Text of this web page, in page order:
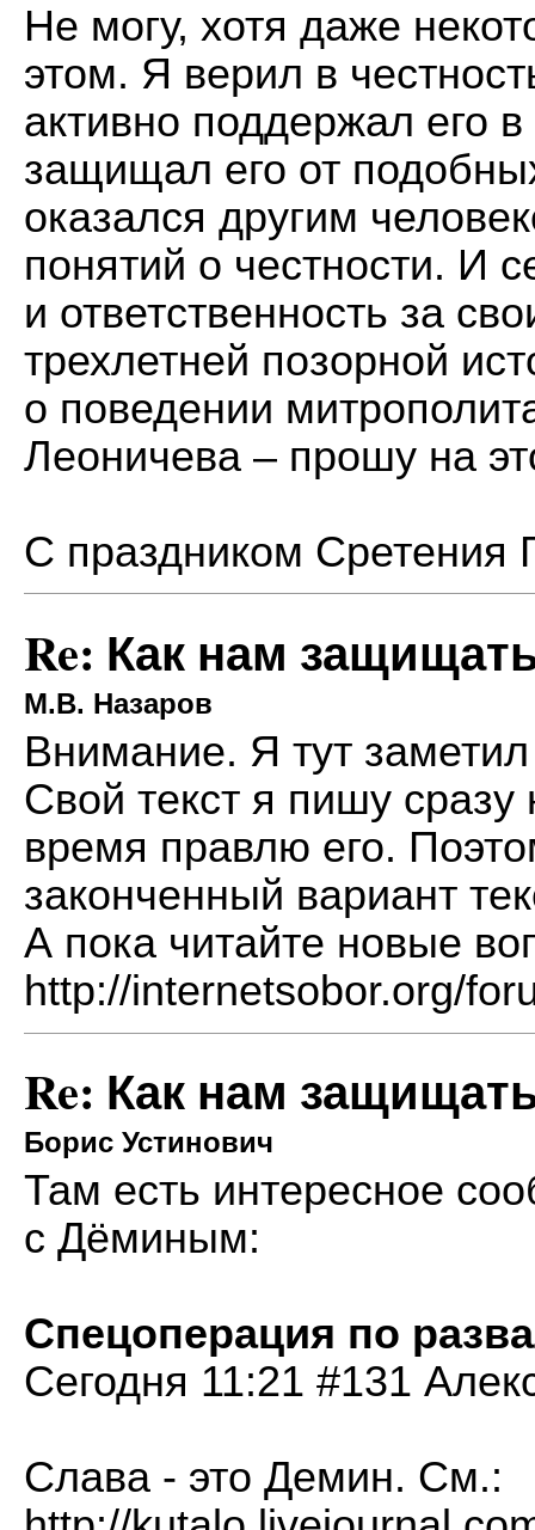
Не могу, хотя даже
этом. Я верил в
активно поддержал его
защищал его от
оказался другим
понятий о честности. И
и ответственность за
трехлетней позорной
о поведении
Леоничева – прошу на
С праздником Сретения
Re: Как нам
М.В. Назаров
Внимание. Я тут
Свой текст я пишу
время правлю его.
законченный вариант
А пока читайте новые
http://internetsobor.org/
Re: Как нам
Борис Устинович
Там есть интересное
с Дёминым:
Спецоперация по
Сегодня 11:21 #131
Слава - это Демин. См.: